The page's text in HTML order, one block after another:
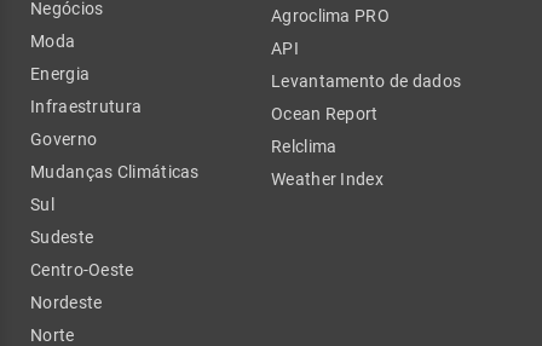
Negócios
Moda
Energia
Infraestrutura
Governo
Mudanças Climáticas
Sul
Sudeste
Centro-Oeste
Nordeste
Norte
Agroclima PRO
API
Levantamento de dados
Ocean Report
Relclima
Weather Index